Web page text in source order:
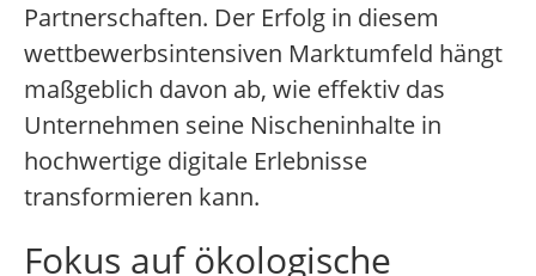
Partnerschaften. Der Erfolg in diesem
wettbewerbsintensiven Marktumfeld hängt
maßgeblich davon ab, wie effektiv das
Unternehmen seine Nischeninhalte in
hochwertige digitale Erlebnisse
transformieren kann.
Fokus auf ökologische